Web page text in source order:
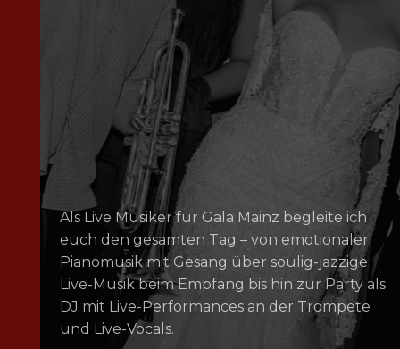
Als Live Musiker für Gala Mainz begleite ich
euch den gesamten Tag – von emotionaler
Pianomusik mit Gesang über soulig-jazzige
Live-Musik beim Empfang bis hin zur Party als
DJ mit Live-Performances an der Trompete
und Live-Vocals.